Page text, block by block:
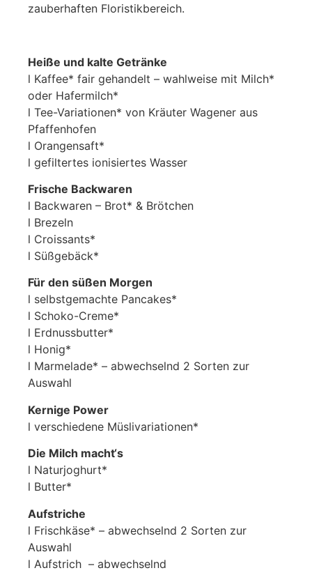
zauberhaften Floristikbereich.
Heiße und kalte Getränke
l Kaffee* fair gehandelt – wahlweise mit Milch*
oder Hafermilch*
l Tee-Variationen* von Kräuter Wagener aus
Pfaffenhofen
l Orangensaft*
l gefiltertes ionisiertes Wasser
Frische Backwaren
l Backwaren – Brot* & Brötchen
l Brezeln
l Croissants*
l Süßgebäck*
Für den süßen Morgen
l selbstgemachte Pancakes*
l Schoko-Creme*
l Erdnussbutter*
l Honig*
l Marmelade* – abwechselnd 2 Sorten zur
Auswahl
Kernige Power
l verschiedene Müslivariationen*
Die Milch macht‘s
l Naturjoghurt*
l Butter*
Aufstriche
l Frischkäse* – abwechselnd 2 Sorten zur
Auswahl
l Aufstrich – abwechselnd